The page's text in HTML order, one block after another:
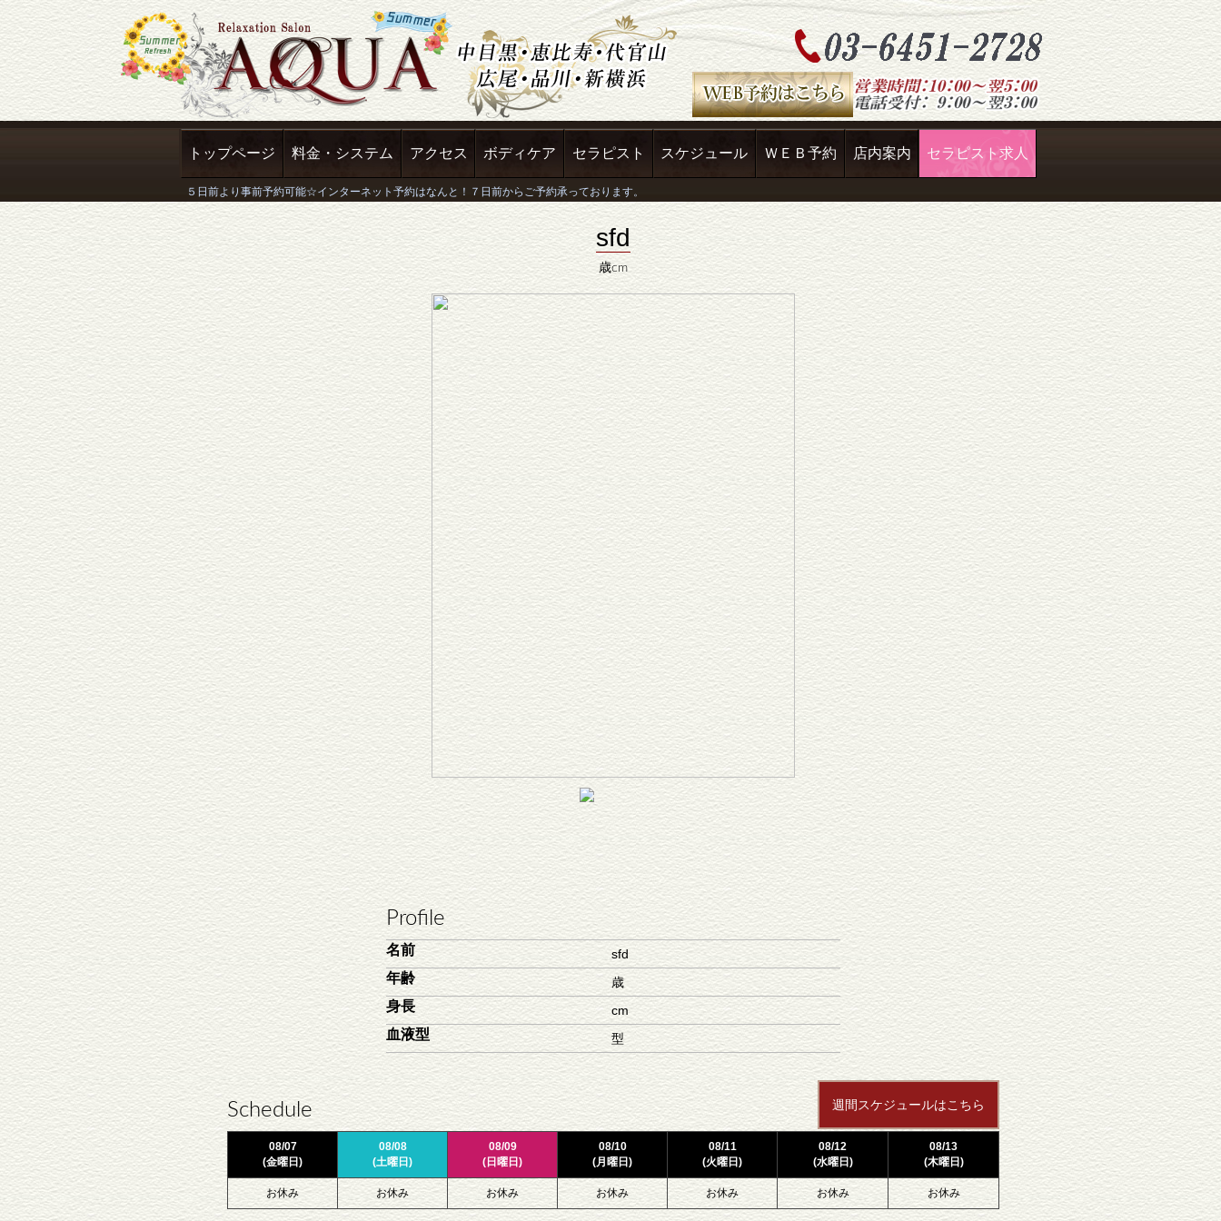
トップページ 料金・システム アクセス ボディケア セラピスト スケジュール ＷＥＢ予約 店内案内 セラピスト求人
sfd
歳cm
Profile
名前 sfd
年齢 歳
身長 cm
血液型 型
Schedule 週間スケジュールはこちら
08/07
(金曜日)
08/08
(土曜日)
08/09
(日曜日)
08/10
(月曜日)
08/11
(火曜日)
08/12
(水曜日)
08/13
(木曜日)
お休み お休み お休み お休み お休み お休み お休み